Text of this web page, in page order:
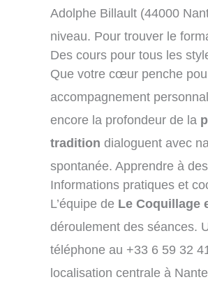
Adolphe Billault (44000
niveau. Pour trouver le
Des cours pour tous les
Que votre cœur penche
accompagnement
encore la profondeur de la
tradition dialoguent avec
spontanée. Apprendre à
Informations pratiques et
L’équipe de Le Coquillage
déroulement des séances.
téléphone au +33 6 59 32
localisation centrale à